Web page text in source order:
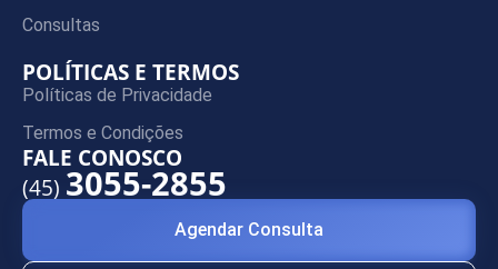
Consultas
POLÍTICAS E TERMOS
Políticas de Privacidade
Termos e Condições
FALE CONOSCO
(45) 3055-2855
Agendar Consulta